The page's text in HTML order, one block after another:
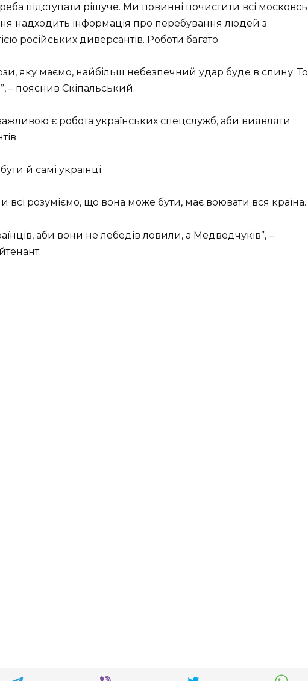
підступати рішуче. Ми повинні почистити всі
надходить інформація про перебування людей з
російських диверсантів. Роботи багато.
яку маємо, найбільш небезпечний удар буде в спину.
– пояснив Скіпальський.
є робота українських спецслужб, аби виявляти
й самі українці.
всі розуміємо, що вона може бути, має воювати вся країна.
аби вони не лебедів ловили, а Медведчуків”, –